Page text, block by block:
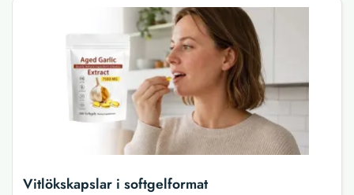
Vitlökskapslar i softgelformat